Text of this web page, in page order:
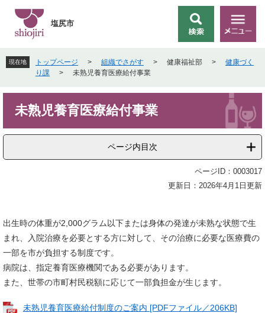
先
頭
す
を
飛
し
文
索
メ
ニ
ー
塩尻市
現在地 トップページ > 組織でさがす > 健康福祉部 >
健康づく
り課
> 未熟児養育医療給付事業
未熟児養育医療給付事業
ページ内目次
ページID：0003017
更新日：2026年4月1日更新
出生時の体重が2,000グラム以下または身体の発達が未熟な状態で生
まれ、入院治療を必要とする方に対して、その治療に必要な医療費の
一部を市が負担する制度です。
病院は、指定養育医療機関である必要があります。
また、世帯の市町村民税額に応じて一部負担金が生じます。
未熟児養育医療給付制度のご案内 [PDFファイル／206KB]